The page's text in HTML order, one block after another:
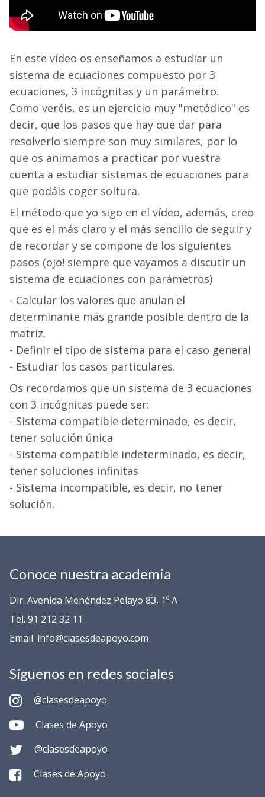
En este vídeo os enseñamos a estudiar un
sistema de ecuaciones compuesto por 3
ecuaciones, 3 incógnitas y un parámetro.
Como veréis, es un ejercicio muy "metódico" es
decir, que los pasos que hay que dar para
resolverlo siempre son muy similares, por lo
que os animamos a practicar por vuestra
cuenta a estudiar sistemas de ecuaciones para
que podáis coger soltura.
El método que yo sigo en el vídeo, además, creo
que es el más claro y el más sencillo de seguir y
de recordar y se compone de los siguientes
pasos (ojo! siempre que vayamos a discutir un
sistema de ecuaciones con parámetros)
- Calcular los valores que anulan el
determinante más grande posible dentro de la
matriz.
- Definir el tipo de sistema para el caso general
- Estudiar los casos particulares.
Os recordamos que un sistema de 3 ecuaciones
con 3 incógnitas puede ser:
- Sistema compatible determinado, es decir,
tener solución única
- Sistema compatible indeterminado, es decir,
tener soluciones infinitas
- Sistema incompatible, es decir, no tener
solución.
Conoce nuestra academia
Dir. Avenida Menéndez Pelayo 83, 1º A
Tel. 91 212 32 11
Email. info@clasesdeapoyo.com
Síguenos en redes sociales
@clasesdeapoyo
Clases de Apoyo
@clasesdeapoyo
Clases de Apoyo